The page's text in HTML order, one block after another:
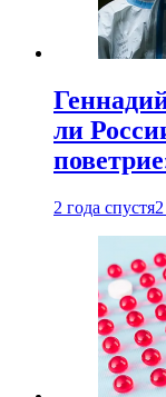
ли
2 года спустя